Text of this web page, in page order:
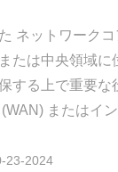
ネットワーク
たは中央領域に
する上で重要な
(WAN) またはイ
合計効率的に転
23-2024